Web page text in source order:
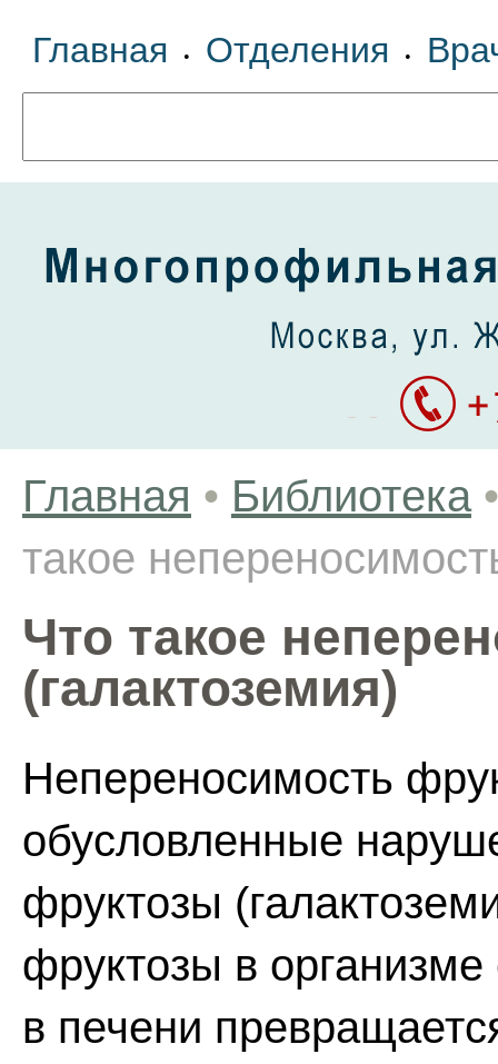
Главная • Отделения •
Главная • Библиотека •
такое
Что такое
(галактоземия)
Непереносимость
обусловленные
фруктозы
фруктозы в организме
в печени